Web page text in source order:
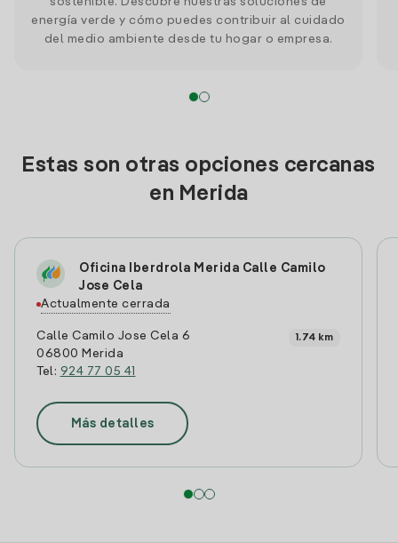
energía verde y cómo puedes contribuir al cuidado
del medio ambiente desde tu hogar o empresa.
Estas son otras opciones cercanas
en Merida
Oficina Iberdrola Merida Calle Camilo
Jose Cela
Actualmente cerrada
Calle Camilo Jose Cela 6
06800 Merida
Tel: 924 77 05 41
1.74 km
Más detalles